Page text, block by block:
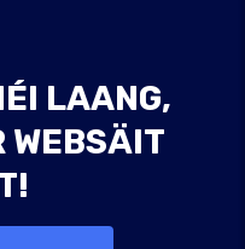
LAANG,
WEBSÄIT